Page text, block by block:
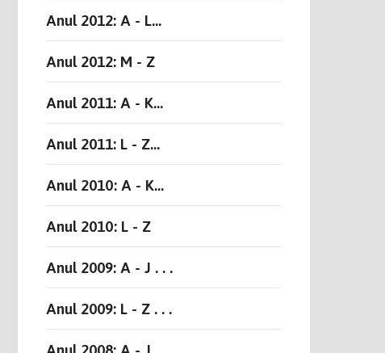
Anul 2012: A - L...
Anul 2012: M - Z
Anul 2011: A - K...
Anul 2011: L - Z...
Anul 2010: A - K...
Anul 2010: L - Z
Anul 2009: A - J . . .
Anul 2009: L - Z . . .